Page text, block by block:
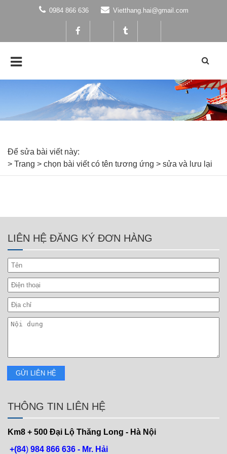
0984 866 636 Vietthang.hai@gmail.com
Để sửa bài viết này:
> Trang > chọn bài viết có tên tương ứng > sửa và lưu lại
LIÊN HỆ ĐĂNG KÝ ĐƠN HÀNG
THÔNG TIN LIÊN HỆ
Km8 + 500 Đại Lộ Thăng Long - Hà Nội
+(84) 984 866 636 - Mr. Hải